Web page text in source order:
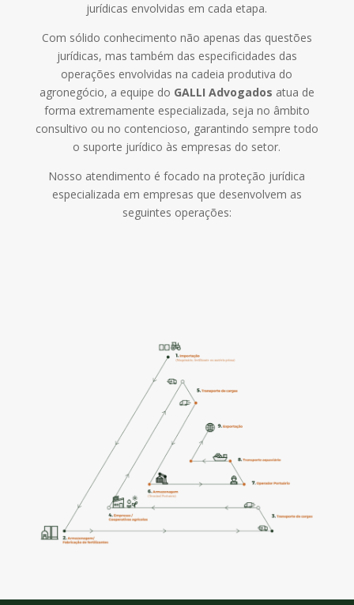
jurídicas envolvidas em cada etapa.
Com sólido conhecimento não apenas das questões
jurídicas, mas também das especificidades das
operações envolvidas na cadeia produtiva do
agronegócio, a equipe do GALLI Advogados atua de
forma extremamente especializada, seja no âmbito
consultivo ou no contencioso, garantindo sempre todo
o suporte jurídico às empresas do setor.
Nosso atendimento é focado na proteção jurídica
especializada em empresas que desenvolvem as
seguintes operações: